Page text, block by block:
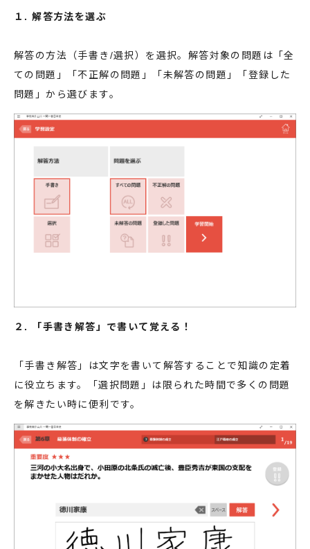
１. 解答方法を選ぶ
解答の方法（手書き/選択）を選択。解答対象の問題は「全
ての問題」「不正解の問題」「未解答の問題」「登録した
問題」から選びます。
２. 「手書き解答」で書いて覚える！
「手書き解答」は文字を書いて解答することで知識の定着
に役立ちます。「選択問題」は限られた時間で多くの問題
を解きたい時に便利です。